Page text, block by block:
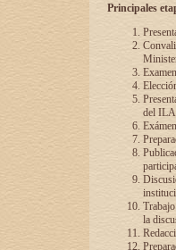
Principales
del
la